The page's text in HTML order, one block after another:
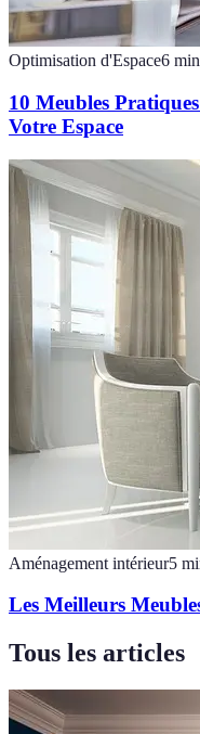
Optimisation d'Espace6 min
10 Meubles
Votre Espace
Aménagement intérieur5
Les Meilleurs
Tous les articles